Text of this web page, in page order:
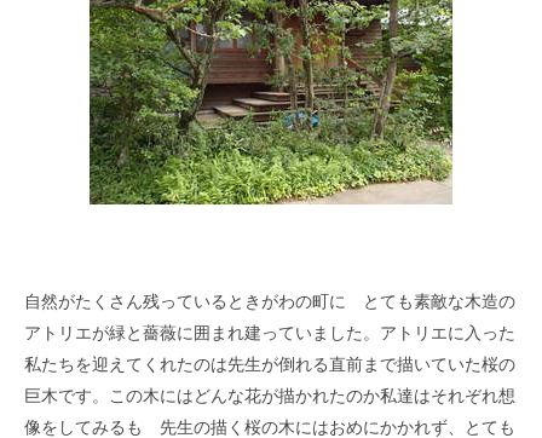
自然がたくさん残っているときがわの町に とても素敵な木造の
アトリエが緑と薔薇に囲まれ建っていました。アトリエに入った
私たちを迎えてくれたのは先生が倒れる直前まで描いていた桜の
巨木です。この木にはどんな花が描かれたのか私達はそれぞれ想
像をしてみるも 先生の描く桜の木にはおめにかかれず、とても